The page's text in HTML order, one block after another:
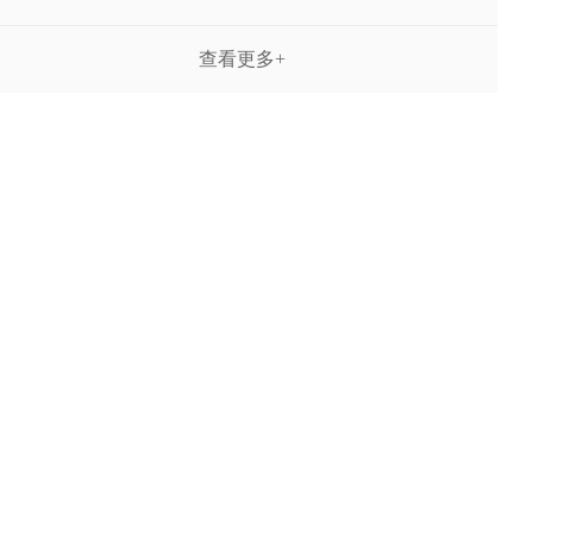
查看更多+